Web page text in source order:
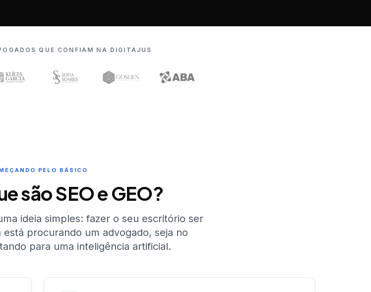
QUE CONFIAM NA DIGITAJUS
PELO BÁSICO
são SEO e GEO?
ideia simples: fazer o seu escritório ser
procurando um advogado, seja no
para uma inteligência artificial.